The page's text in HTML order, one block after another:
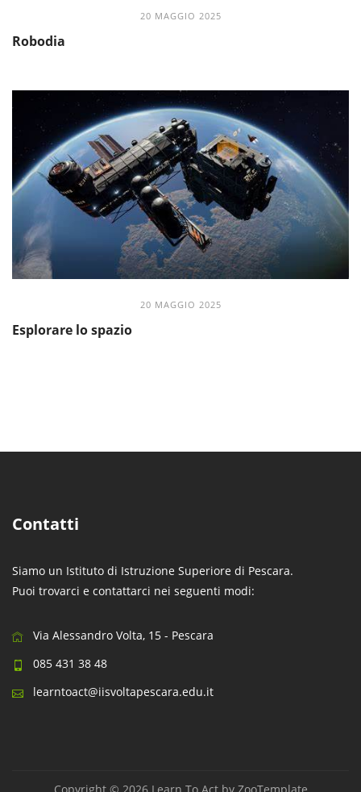
20 MAGGIO 2025
Robodia
20 MAGGIO 2025
Esplorare lo spazio
Contatti
Siamo un Istituto di Istruzione Superiore di Pescara.
Puoi trovarci e contattarci nei seguenti modi:
Via Alessandro Volta, 15 - Pescara
085 431 38 48
learntoact@iisvoltapescara.edu.it